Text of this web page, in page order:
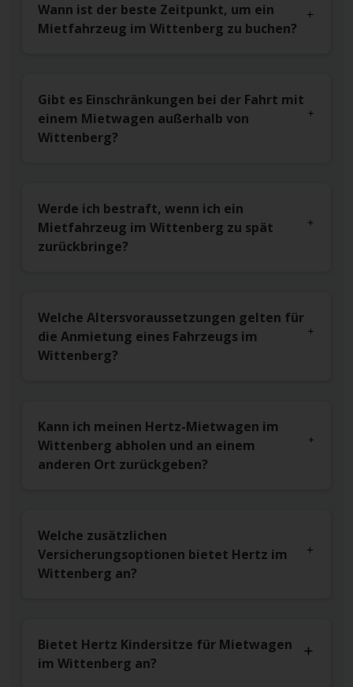
Wann ist der beste Zeitpunkt, um ein
Mietfahrzeug im Wittenberg zu buchen?
Gibt es Einschränkungen bei der Fahrt mit
einem Mietwagen außerhalb von
Wittenberg?
Werde ich bestraft, wenn ich ein
Mietfahrzeug im Wittenberg zu spät
zurückbringe?
Welche Altersvoraussetzungen gelten für
die Anmietung eines Fahrzeugs im
Wittenberg?
Kann ich meinen Hertz-Mietwagen im
Wittenberg abholen und an einem
anderen Ort zurückgeben?
Welche zusätzlichen
Versicherungsoptionen bietet Hertz im
Wittenberg an?
Bietet Hertz Kindersitze für Mietwagen
im Wittenberg an?